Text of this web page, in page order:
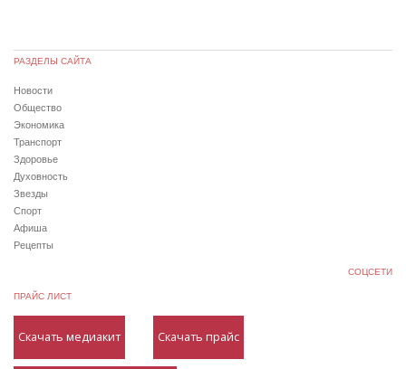
РАЗДЕЛЫ САЙТА
Новости
Общество
Экономика
Транспорт
Здоровье
Духовность
Звезды
Спорт
Афиша
Рецепты
СОЦСЕТИ
ПРАЙС ЛИСТ
Скачать медиакит Скачать прайс